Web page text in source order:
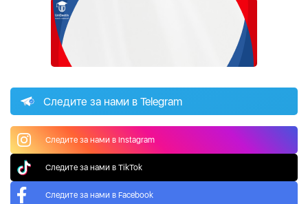
Следите за нами в Telegram
Следите за нами в Instagram
Следите за нами в TikTok
Следите за нами в Facebook